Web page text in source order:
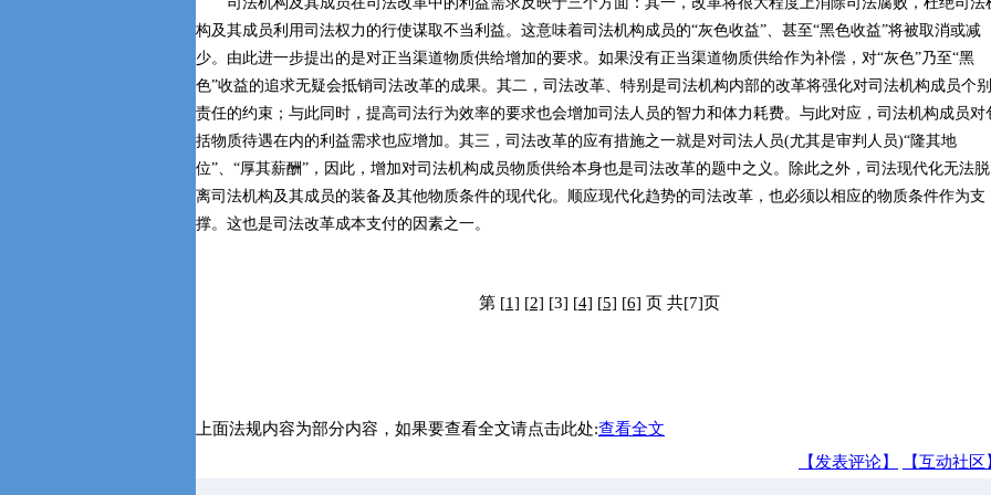
构及其成员利用司法权力的行使谋取不当利益。这意味着司法机构成员的“灰色收益”、甚至“黑色收益”将被取消或减
少。由此进一步提出的是对正当渠道物质供给增加的要求。如果没有正当渠道物质供给作为补偿，对“灰色”乃至“黑
色”收益的追求无疑会抵销司法改革的成果。其二，司法改革、特别是司法机构内部的改革将强化对司法机构成员个别
责任的约束；与此同时，提高司法行为效率的要求也会增加司法人员的智力和体力耗费。与此对应，司法机构成员对
括物质待遇在内的利益需求也应增加。其三，司法改革的应有措施之一就是对司法人员(尤其是审判人员)“隆其地
位”、“厚其薪酬”，因此，增加对司法机构成员物质供给本身也是司法改革的题中之义。除此之外，司法现代化无法脱
离司法机构及其成员的装备及其他物质条件的现代化。顺应现代化趋势的司法改革，也必须以相应的物质条件作为支
撑。这也是司法改革成本支付的因素之一。
第 [1] [2] [3] [4] [5] [6] 页 共[7]页
上面法规内容为部分内容，如果要查看全文请点击此处:查看全文
【发表评论】
【互动社区